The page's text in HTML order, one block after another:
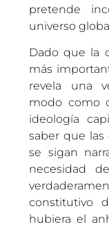
pretende
universo
Dado que la
más
revela una
modo como
ideología
saber que las
se sigan
necesidad
constitutivo
hubiera el